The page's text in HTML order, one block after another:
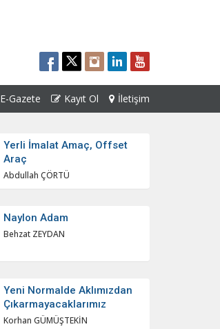
E-Gazete Kayıt Ol İletişim
Yerli İmalat Amaç, Offset
Araç
Abdullah ÇÖRTÜ
Naylon Adam
Behzat ZEYDAN
Yeni Normalde Aklımızdan
Çıkarmayacaklarımız
Korhan GÜMÜŞTEKİN